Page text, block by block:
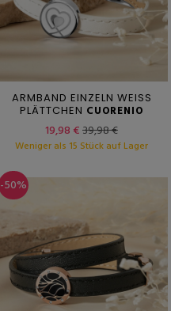
ARMBAND EINZELN WEISS
PLÄTTCHEN CUORENIO
19,98 €39,98 €
Weniger als 15 Stück auf Lager
-50%